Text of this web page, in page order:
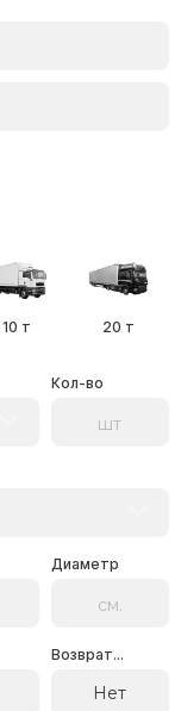
10 т 20 т
Кол-во
Диаметр
Возврат...
Нет